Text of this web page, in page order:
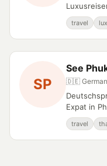
travel
SP
See
🇩🇪
Expat in
und
travel